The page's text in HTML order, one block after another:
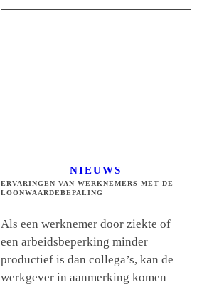
NIEUWS
ERVARINGEN VAN WERKNEMERS MET DE
LOONWAARDEBEPALING
Als een werknemer door ziekte of
een arbeidsbeperking minder
productief is dan collega’s, kan de
werkgever in aanmerking komen